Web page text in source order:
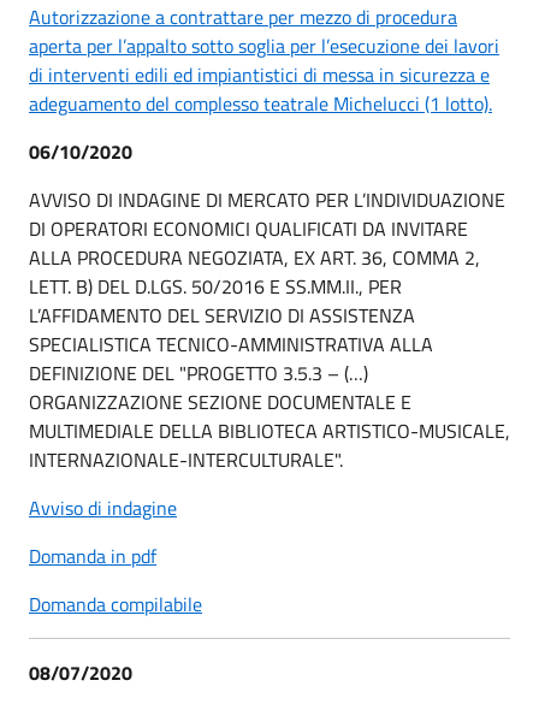
Autorizzazione a contrattare per mezzo di procedura
aperta per l’appalto sotto soglia per l’esecuzione dei lavori
di interventi edili ed impiantistici di messa in sicurezza e
adeguamento del complesso teatrale Michelucci (1 lotto).
06/10/2020
AVVISO DI INDAGINE DI MERCATO PER L’INDIVIDUAZIONE
DI OPERATORI ECONOMICI QUALIFICATI DA INVITARE
ALLA PROCEDURA NEGOZIATA, EX ART. 36, COMMA 2,
LETT. B) DEL D.LGS. 50/2016 E SS.MM.II., PER
L’AFFIDAMENTO DEL SERVIZIO DI ASSISTENZA
SPECIALISTICA TECNICO-AMMINISTRATIVA ALLA
DEFINIZIONE DEL "PROGETTO 3.5.3 – (…)
ORGANIZZAZIONE SEZIONE DOCUMENTALE E
MULTIMEDIALE DELLA BIBLIOTECA ARTISTICO-MUSICALE,
INTERNAZIONALE-INTERCULTURALE".
Avviso di indagine
Domanda in pdf
Domanda compilabile
08/07/2020